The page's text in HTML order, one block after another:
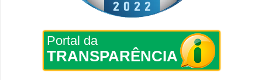
Portal da
TRANSPARÊNCIA